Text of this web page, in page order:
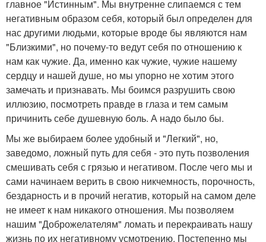
главное "Истинным". Мы внутренне слипаемся с тем
негативным образом себя, который был определен для
нас другими людьми, которые вроде бы являются нам
"Близкими", но почему-то ведут себя по отношению к
нам как чужие. Да, именно как чужие, чужие нашему
сердцу и нашей душе, но мы упорно не хотим этого
замечать и признавать. Мы боимся разрушить свою
иллюзию, посмотреть правде в глаза и тем самым
причинить себе душевную боль. А надо было бы.
Мы же выбираем более удобный и "Легкий", но,
заведомо, ложный путь для себя - это путь позволения
смешивать себя с грязью и негативом. После чего мы и
сами начинаем верить в свою никчемность, порочность,
бездарность и в прочий негатив, который на самом деле
не имеет к нам никакого отношения. Мы позволяем
нашим "Доброжелателям" ломать и перекраивать нашу
жизнь по их негативному усмотрению. Постепенно мы